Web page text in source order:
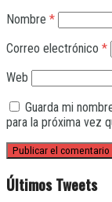
Nombre *
Correo electrónico *
Web
Guarda mi
para la próxima vez
Últimos Tweets